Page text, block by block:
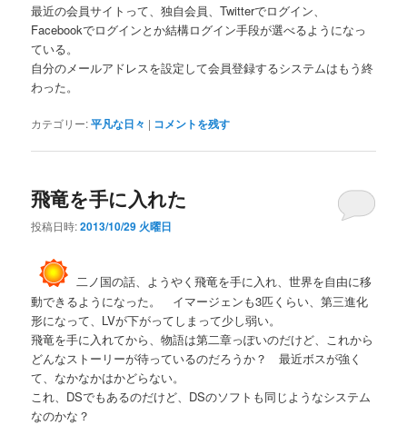
最近の会員サイトって、独自会員、Twitterでログイン、
Facebookでログインとか結構ログイン手段が選べるようになっ
ている。
自分のメールアドレスを設定して会員登録するシステムはもう終
わった。
カテゴリー:平凡な日々 | コメントを残す
飛竜を手に入れた
投稿日時:2013/10/29 火曜日
二ノ国の話、ようやく飛竜を手に入れ、世界を自由に移
動できるようになった。 イマージェンも3匹くらい、第三進化
形になって、LVが下がってしまって少し弱い。
飛竜を手に入れてから、物語は第二章っぽいのだけど、これから
どんなストーリーが待っているのだろうか？ 最近ボスが強く
て、なかなかはかどらない。
これ、DSでもあるのだけど、DSのソフトも同じようなシステム
なのかな？